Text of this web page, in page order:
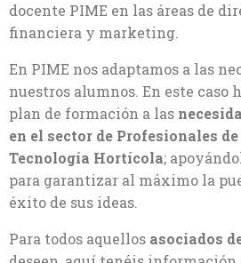
docente PIME en las áreas de
financiera y marketing.
En PIME nos adaptamos a las
nuestros alumnos. En este caso
plan de formación a las
en el sector de Profesionales
Tecnología Hortícola;
para garantizar al máximo la
éxito de sus ideas.
Para todos aquellos asociados